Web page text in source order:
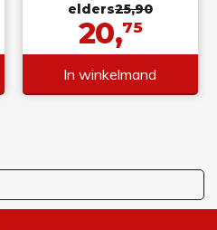
elders25,90
20,75
In winkelmand